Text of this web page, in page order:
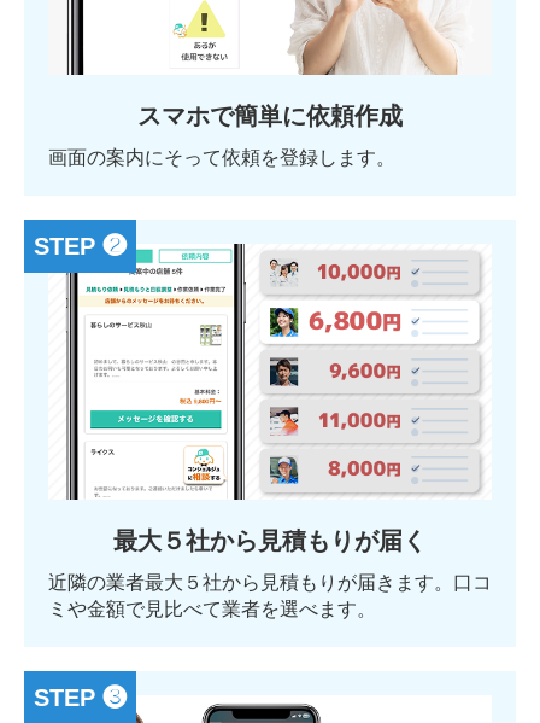
スマホで簡単に依頼作成
画面の案内にそって依頼を登録します。
STEP ❷
最大５社から見積もりが届く
近隣の業者最大５社から見積もりが届きます。口コ
ミや金額で見比べて業者を選べます。
STEP ❸